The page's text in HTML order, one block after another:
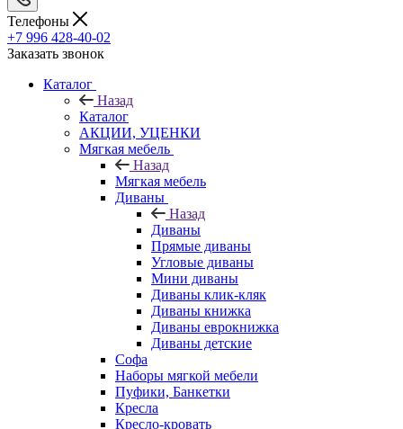
Телефоны
+7 996 428-40-02
Заказать звонок
Каталог
Назад
Каталог
АКЦИИ, УЦЕНКИ
Мягкая мебель
Назад
Мягкая мебель
Диваны
Назад
Диваны
Прямые диваны
Угловые диваны
Мини диваны
Диваны клик-кляк
Диваны книжка
Диваны еврокнижка
Диваны детские
Софа
Наборы мягкой мебели
Пуфики, Банкетки
Кресла
Кресло-кровать